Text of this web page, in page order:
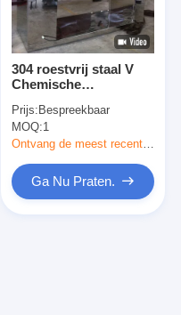
304 roestvrij staal V
Chemische
Poedermixer van de
Typemixer
Prijs:Bespreekbaar
MOQ:1
Ontvang de meest recente Prijs
Ga Nu Praten.